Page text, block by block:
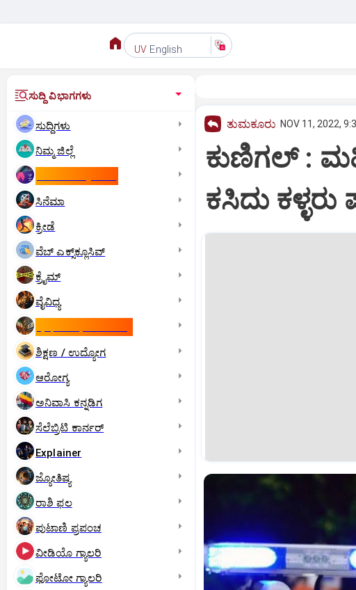
UV English
ಸುದ್ದಿ ವಿಭಾಗಗಳು
ಸುದ್ದಿಗಳು
ನಿಮ್ಮ ಜಿಲ್ಲೆ
ಸಿನೆಮಾ
ಕ್ರೀಡೆ
ವೆಬ್ ಎಕ್ಸ್‌ಕ್ಲೂಸಿವ್
ಕ್ರೈಮ್
ವೈವಿಧ್ಯ
ಶಿಕ್ಷಣ / ಉದ್ಯೋಗ
ಆರೋಗ್ಯ
ಅನಿವಾಸಿ ಕನ್ನಡಿಗ
ಸೆಲೆಬ್ರಿಟಿ ಕಾರ್ನರ್‌
Explainer
ಜ್ಯೋತಿಷ್ಯ
ರಾಶಿ ಫಲ
ಪುಟಾಣಿ ಪ್ರಪಂಚ
ವೀಡಿಯೊ ಗ್ಯಾಲರಿ
ಫೋಟೋ ಗ್ಯಾಲರಿ
ತುಮಕೂರು NOV 11, 2022,
ಕುಣಿಗಲ್ :
ಕಸಿದು ಕಳ್ಳರು